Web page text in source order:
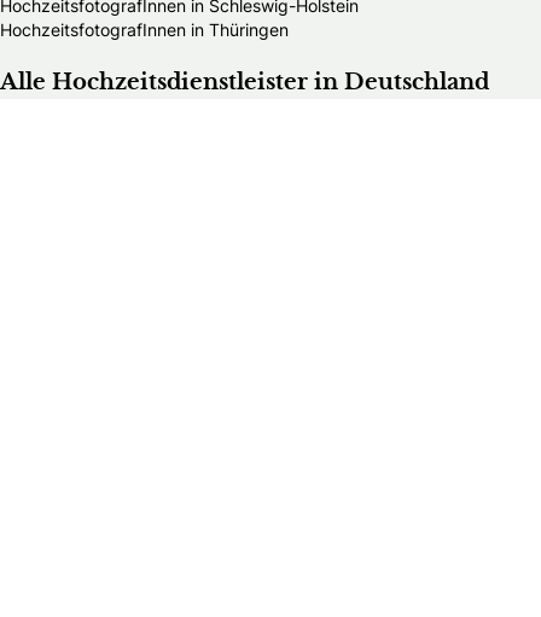
HochzeitsfotografInnen in Schleswig-Holstein
HochzeitsfotografInnen in Thüringen
Alle Hochzeitsdienstleister in Deutschland